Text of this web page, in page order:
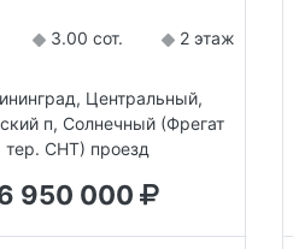
3.00 сот. 2 этаж
Центральный,
п, Солнечный (Фрегат
тер. СНТ) проезд
950 000